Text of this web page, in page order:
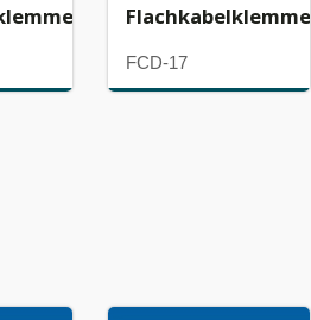
Flachkabelklemme
FCD-17